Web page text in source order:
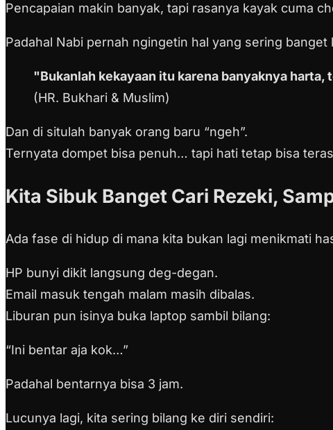
Pencapaian makin banyak, tapi rasanya kayak cuma
Padahal Nabi pernah ngingetin hal yang sering banget
"Bukanlah kekayaan itu karena banyaknya harta,
(HR. Bukhari & Muslim)
Dan di situlah banyak orang baru “ngeh”.
Ternyata dompet bisa penuh… tapi hati tetap bisa
Kita Sibuk Banget Cari Rezeki,
Ada fase di hidup di mana kita bukan lagi menikmati
HP bunyi dikit langsung deg-degan.
Email masuk tengah malam masih dibalas.
Liburan pun isinya buka laptop sambil bilang:
“Ini bentar aja kok…”
Padahal bentarnya bisa 3 jam.
Lucunya lagi, kita sering bilang ke diri sendiri: